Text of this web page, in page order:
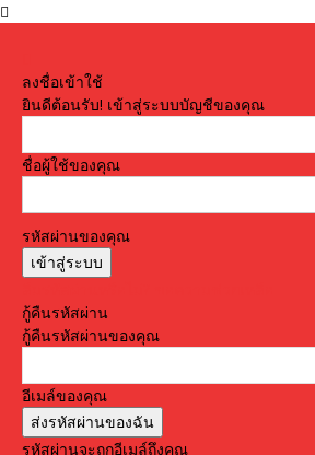
ลงชื่อเข้าใช้
ยินดีต้อนรับ! เข้าสู่ระบบบัญชีของคุณ
ชื่อผู้ใช้ของคุณ
รหัสผ่านของคุณ
กู้คืนรหัสผ่าน
กู้คืนรหัสผ่านของคุณ
อีเมล์ของคุณ
รหัสผ่านจะถูกอีเมล์ถึงคุณ